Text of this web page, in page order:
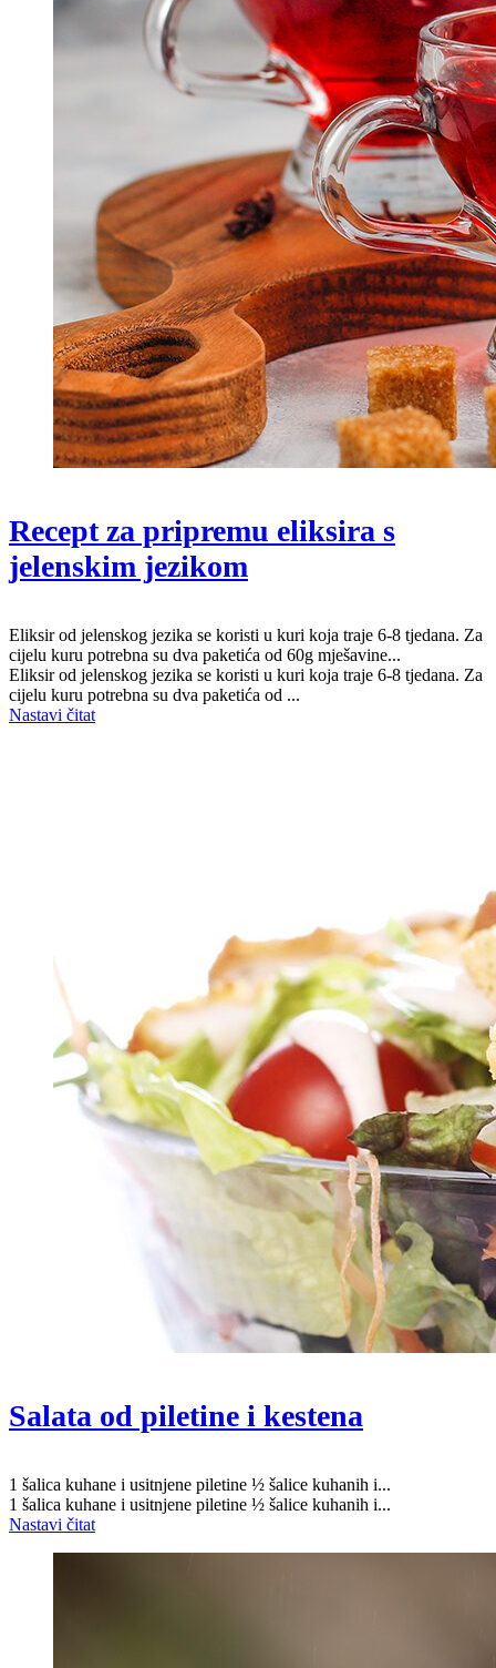
Recept za pripremu eliksira s
jelenskim jezikom
Eliksir od jelenskog jezika se koristi u kuri koja traje 6-8 tjedana. Za
cijelu kuru potrebna su dva paketića od 60g mješavine...
Eliksir od jelenskog jezika se koristi u kuri koja traje 6-8 tjedana. Za
cijelu kuru potrebna su dva paketića od ...
Nastavi čitat
Salata od piletine i kestena
1 šalica kuhane i usitnjene piletine ½ šalice kuhanih i...
1 šalica kuhane i usitnjene piletine ½ šalice kuhanih i...
Nastavi čitat